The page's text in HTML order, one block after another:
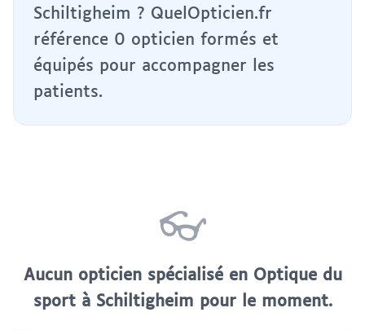
Schiltigheim ? QuelOpticien.fr
référence 0 opticien formés et
équipés pour accompagner les
patients.
👓
Aucun opticien spécialisé en Optique du
sport à Schiltigheim pour le moment.